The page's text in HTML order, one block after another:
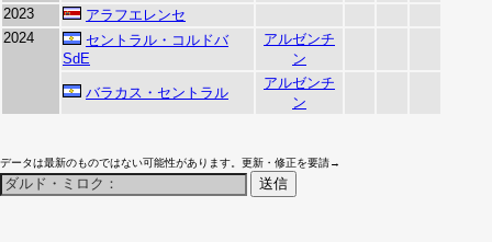
2023
アラフエレンセ
2024
セントラル・コルドバ
SdE
アルゼンチ
ン
バラカス・セントラル
アルゼンチ
ン
データは最新のものではない可能性があります。更新・修正を要請→